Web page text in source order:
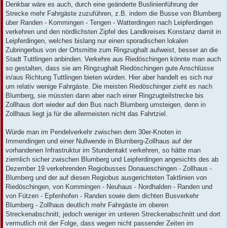
Denkbar wäre es auch, durch eine geänderte Buslinienführung der
Strecke mehr Fahrgäste zuzuführen, z.B. indem die Busse von Blumberg
über Randen - Kommingen - Tengen - Watterdingen nach Leipferdingen
verkehren und den nördlichsten Zipfel des Landkreises Konstanz damit in
Leipferdingen, welches bislang nur einen sporadischen lokalen
Zubringerbus von der Ortsmitte zum Ringzughalt aufweist, besser an die
Stadt Tuttlingen anbinden. Verkehre aus Riedöschingen könnte man auch
so gestalten, dass sie am Ringzughalt Riedöschingen gute Anschlüsse
in/aus Richtung Tuttlingen bieten würden. Hier aber handelt es sich nur
um relativ wenige Fahrgäste. Die meisten Riedöschinger zieht es nach
Blumberg, sie müssten dann aber nach einer Ringzugteilstrecke bis
Zollhaus dort wieder auf den Bus nach Blumberg umsteigen, denn in
Zollhaus liegt ja für die allermeisten nicht das Fahrtziel.
Würde man im Pendelverkehr zwischen dem 30er-Knoten in
Immendingen und einer Nullwende in Blumberg-Zollhaus auf der
vorhandenen Infrastruktur im Stundentakt verkehren, so hätte man
ziemlich sicher zwischen Blumberg und Leipferdingen angesichts des ab
Dezember 19 verkehrenden Regiobusses Donaueschingen - Zollhaus -
Blumberg und der auf diesen Regiobus ausgerichteten Taktlinien von
Riedöschingen, von Kommingen - Neuhaus - Nordhalden - Randen und
von Fützen - Epfenhofen - Randen sowie dem dichten Busverkehr
Blumberg - Zollhaus deutlich mehr Fahrgäste im oberen
Streckenabschnitt, jedoch weniger im unteren Streckenabschnitt und dort
vermutlich mit der Folge, dass wegen nicht passender Zeiten im